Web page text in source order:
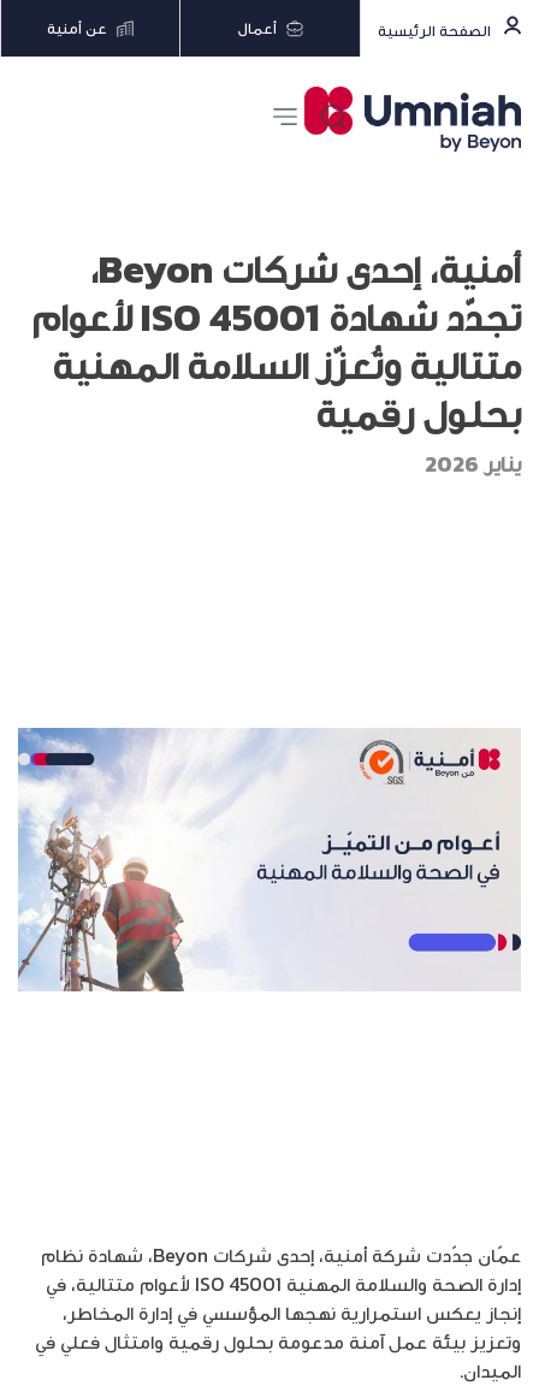
الصفحة الرئيسية أعمال عن أمنية
أمنية، إحدى شركات Beyon،
تجدّد شهادة ISO 45001 لأعوام
متتالية وتُعزّز السلامة المهنية
بحلول رقمية
يناير 2026
عمّان جدّدت شركة أمنية، إحدى شركات Beyon، شهادة نظام
إدارة الصحة والسلامة المهنية ISO 45001 لأعوام متتالية، في
إنجاز يعكس استمرارية نهجها المؤسسي في إدارة المخاطر،
وتعزيز بيئة عمل آمنة مدعومة بحلول رقمية وامتثال فعلي في
الميدان.